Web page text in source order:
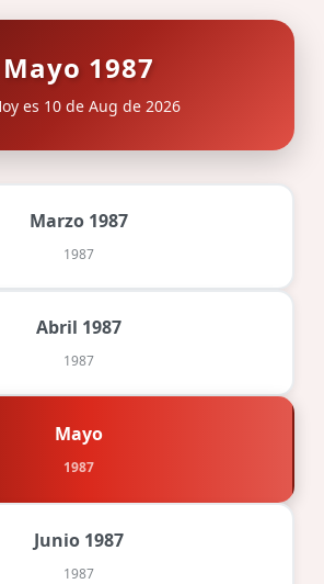
Mayo 1987
es 10 de Aug de 2026
Marzo 1987
1987
Abril 1987
1987
Mayo
1987
Junio 1987
1987